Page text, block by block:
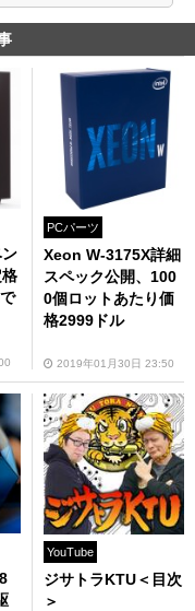
PCパーツ
Xeon W-3175X詳細
スペック公開、100
0個ロットあたり価
格2999ドル
2019年01月30日 23:50
YouTube
ジサトラKTU＜目次
＞